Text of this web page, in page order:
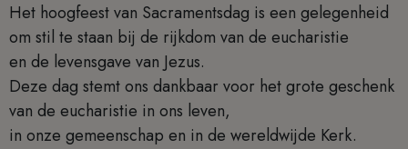
Het hoogfeest van Sacramentsdag is een gelegenheid
om stil te staan bij de rijkdom van de eucharistie
en de levensgave van Jezus.
Deze dag stemt ons dankbaar voor het grote geschenk
van de eucharistie in ons leven,
in onze gemeenschap en in de wereldwijde Kerk.